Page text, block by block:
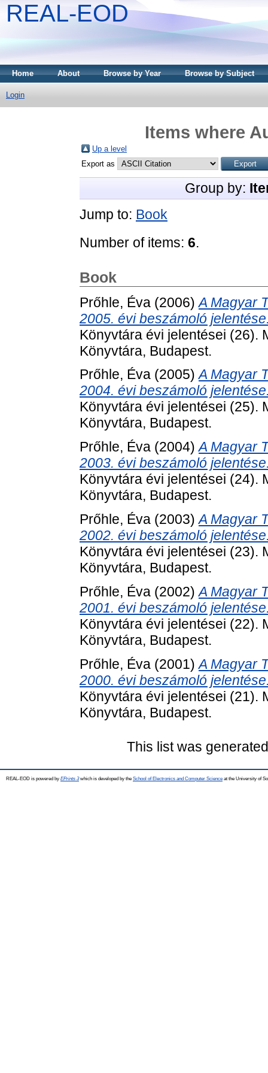
REAL-EOD
Home About Browse by Year Browse by Subject
Login
Items where
Up a level
Export as
Group by:
Jump to: Book
Number of items: 6.
Book
Prőhle, Éva (2006)A Magyar
2005. évi beszámoló
Könyvtára évi jelentései (26).
Könyvtára, Budapest.
Prőhle, Éva (2005)A Magyar
2004. évi beszámoló
Könyvtára évi jelentései (25).
Könyvtára, Budapest.
Prőhle, Éva (2004)A Magyar
2003. évi beszámoló
Könyvtára évi jelentései (24).
Könyvtára, Budapest.
Prőhle, Éva (2003)A Magyar
2002. évi beszámoló
Könyvtára évi jelentései (23).
Könyvtára, Budapest.
Prőhle, Éva (2002)A Magyar
2001. évi beszámoló
Könyvtára évi jelentései (22).
Könyvtára, Budapest.
Prőhle, Éva (2001)A Magyar
2000. évi beszámoló
Könyvtára évi jelentései (21).
Könyvtára, Budapest.
This list was
REAL-EOD is powered by EPrints 3which is developed by the School of Electronics and Computer Science at the University of